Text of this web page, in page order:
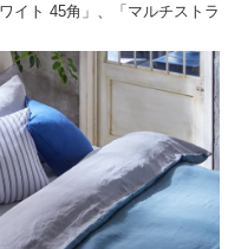
イト 45角」、「マルチストラ